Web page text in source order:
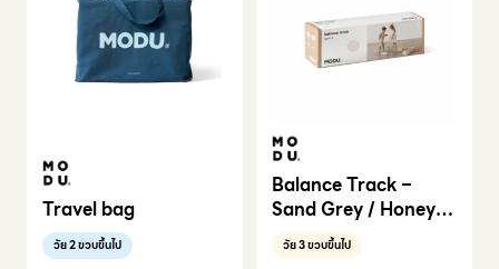
Travel bag
วัย 2 ขวบขึ้นไป
Balance Track –
Sand Grey / Honey
Yellow
วัย 3 ขวบขึ้นไป